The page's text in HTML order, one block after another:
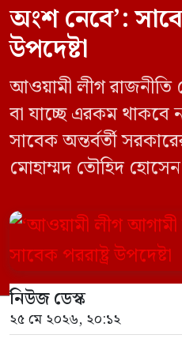
অংশ নেবে’:
উপদেষ্টা
আওয়ামী লীগ
বা যাচ্ছে এরকম থাকবে
সাবেক অন্তর্বর্তী
মোহাম্মদ তৌহিদ
নির্বাচনে অংশ নেবে।
বেসরকারি টেলিভিশনে
এসব কথা বলেন।
হওয়া অত্যাচার-
[…]
নিউজ ডেস্ক
২৫ মে ২০২৬, ২০:১২